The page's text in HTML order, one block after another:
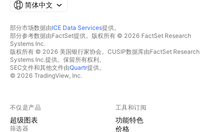
简体中文
部分市场数据由ICE Data Services提供。
部分参考数据由FactSet提供。版权所有 © 2026 FactSet Research
Systems Inc.
版权所有 © 2026 美国银行家协会。CUSIP数据库由FactSet Research
Systems Inc.提供。保留所有权利。
SEC文件和其他文件由Quartr提供。
© 2026 TradingView, Inc.
不仅是产品
超级图表
筛选器
工具和订阅
功能特色
价格